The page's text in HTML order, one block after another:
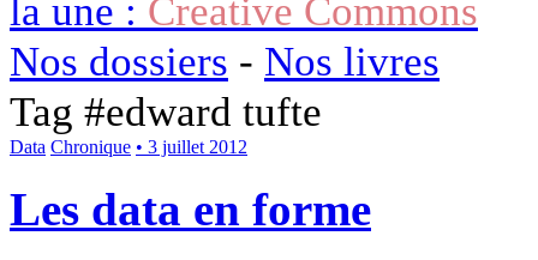
la une : Creative Commons
Nos dossiers - Nos livres
Tag #edward tufte
Data Chronique • 3 juillet 2012
Les data en forme